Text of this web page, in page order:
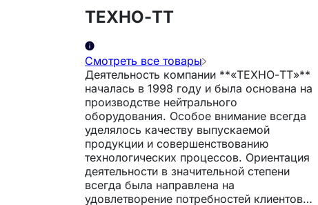
ТЕХНО-ТТ
Смотреть все товары
Деятельность компании **«ТЕХНО-ТТ»**
началась в 1998 году и была основана на
производстве нейтрального
оборудования. Особое внимание всегда
уделялось качеству выпускаемой
продукции и совершенствованию
технологических процессов. Ориентация
деятельности в значительной степени
всегда была направлена на
удовлетворение потребностей клиентов.